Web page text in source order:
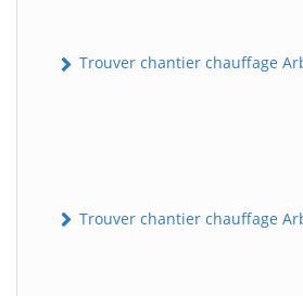
Trouver chantier chauffage
Trouver chantier chauffage